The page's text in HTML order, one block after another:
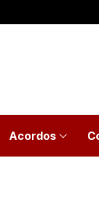
Acordos